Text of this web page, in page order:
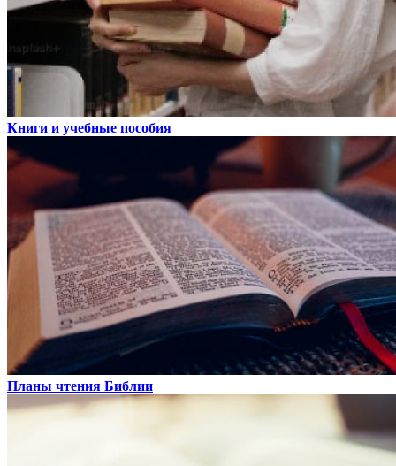
Книги и учебные пособия
Планы чтения Библии